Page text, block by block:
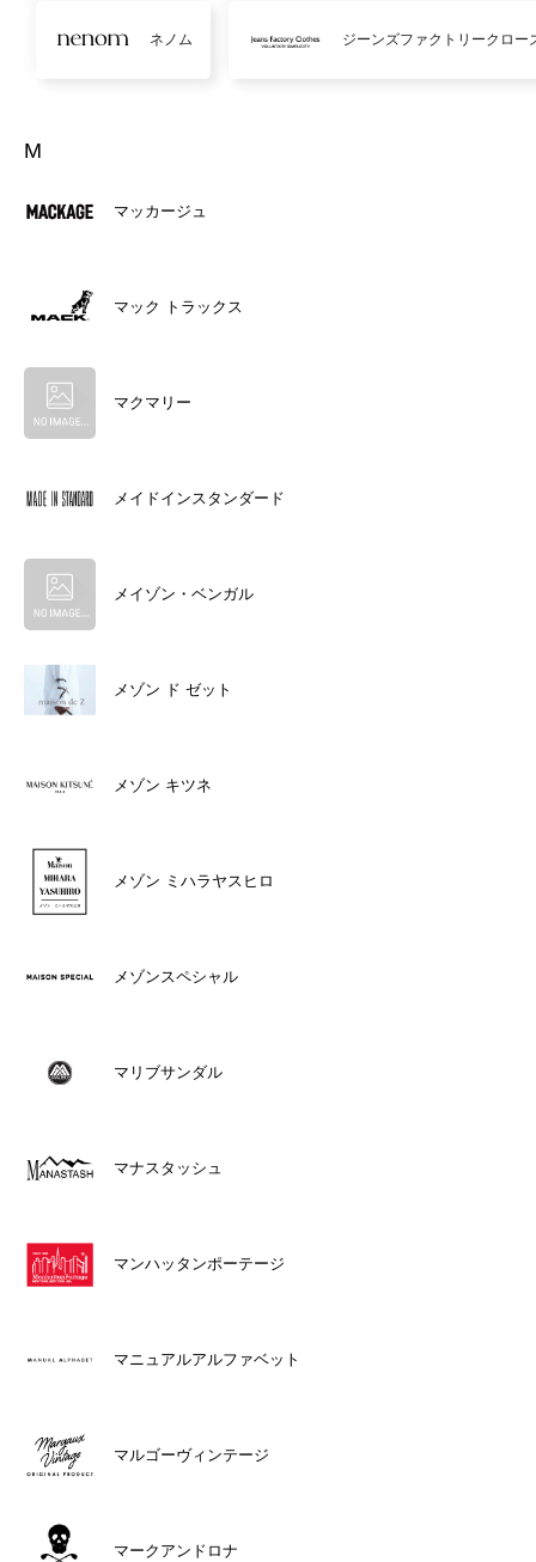
ネノム ジーンズファクトリークロー
M
マッカージュ
マック トラックス
マクマリー
メイドインスタンダード
メイゾン・ベンガル
メゾン ド ゼット
メゾン キツネ
メゾン ミハラヤスヒロ
メゾンスペシャル
マリブサンダル
マナスタッシュ
マンハッタンポーテージ
マニュアルアルファベット
マルゴーヴィンテージ
マークアンドロナ